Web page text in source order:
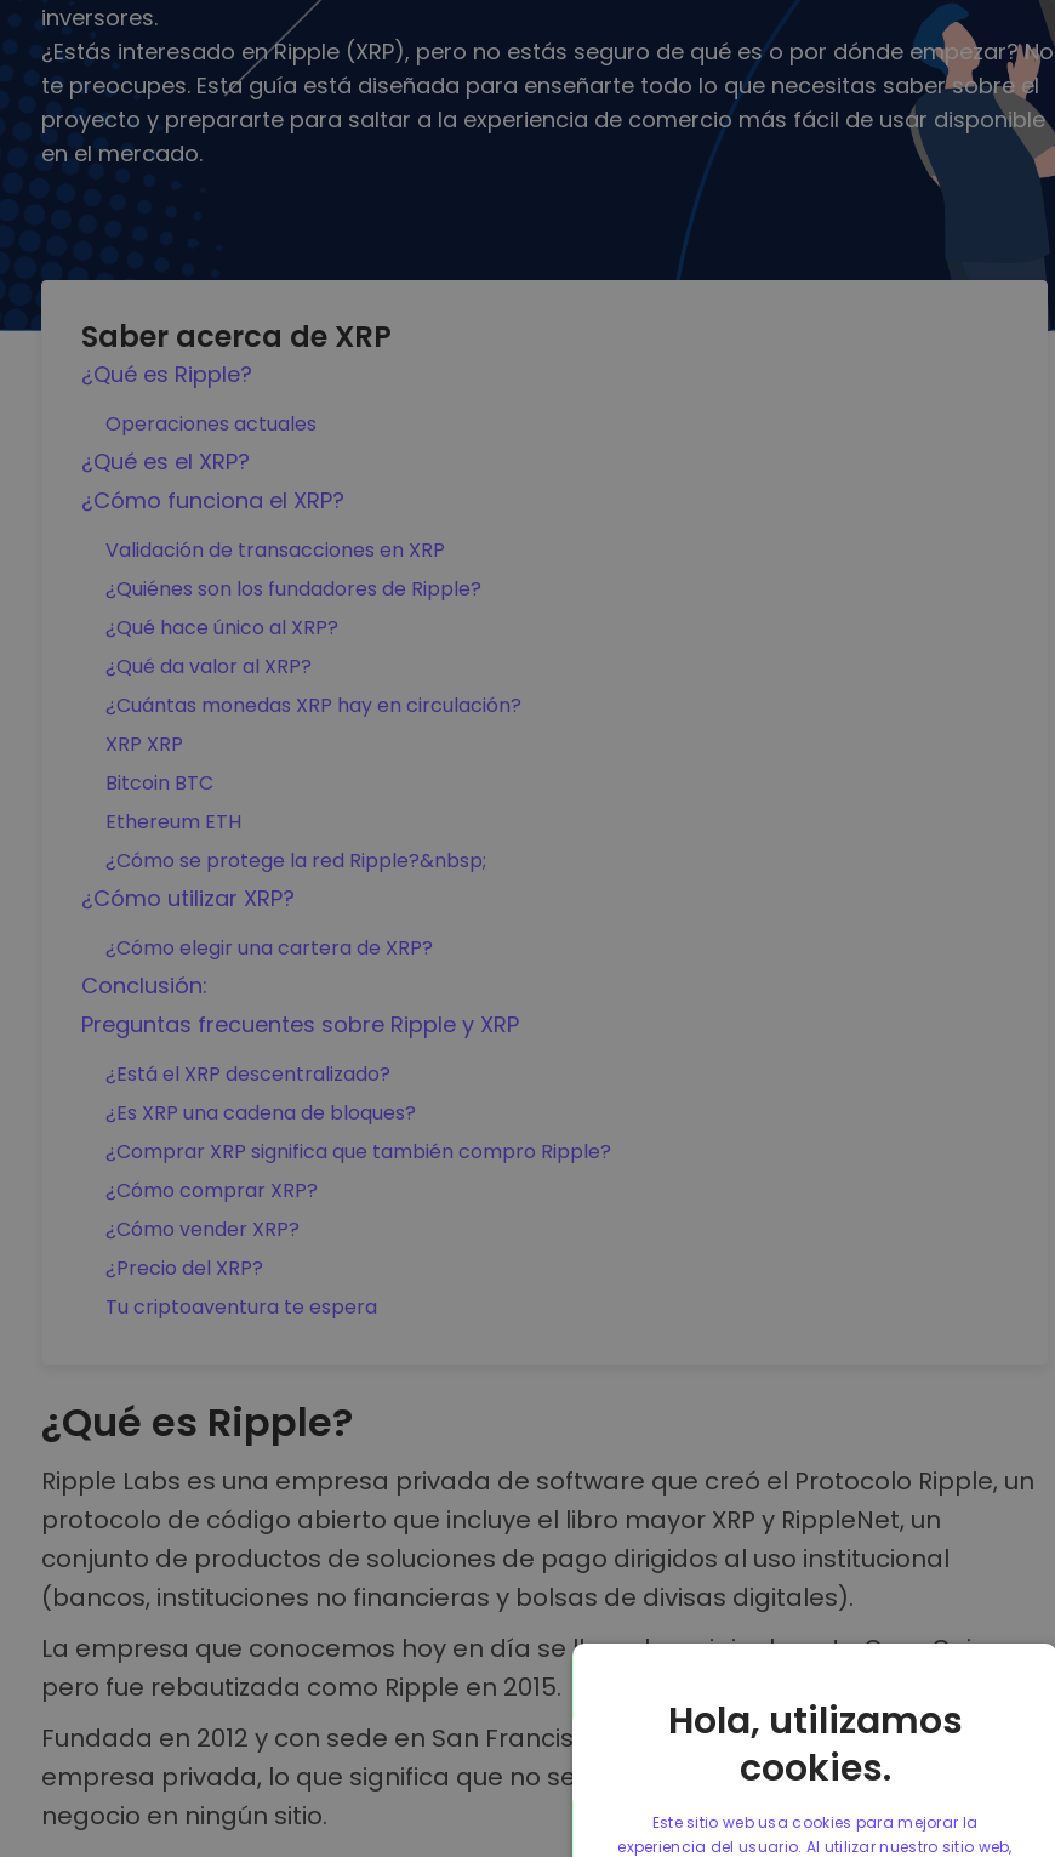
inversores.
¿Estás interesado en Ripple (XRP), pero no estás seguro de qué es o por dónde empezar? No
te preocupes. Esta guía está diseñada para enseñarte todo lo que necesitas saber sobre el
proyecto y prepararte para saltar a la experiencia de comercio más fácil de usar disponible
en el mercado.
Saber acerca de XRP
¿Qué es Ripple?
Operaciones actuales
¿Qué es el XRP?
¿Cómo funciona el XRP?
Validación de transacciones en XRP
¿Quiénes son los fundadores de Ripple?
¿Qué hace único al XRP?
¿Qué da valor al XRP?
¿Cuántas monedas XRP hay en circulación?
XRP XRP
Bitcoin BTC
Ethereum ETH
¿Cómo se protege la red Ripple?&nbsp;
¿Cómo utilizar XRP?
¿Cómo elegir una cartera de XRP?
Conclusión:
Preguntas frecuentes sobre Ripple y XRP
¿Está el XRP descentralizado?
¿Es XRP una cadena de bloques?
¿Comprar XRP significa que también compro Ripple?
¿Cómo comprar XRP?
¿Cómo vender XRP?
¿Precio del XRP?
Tu criptoaventura te espera
¿Qué es Ripple?
Ripple Labs es una empresa privada de software que creó el Protocolo Ripple, un
protocolo de código abierto que incluye el libro mayor XRP y RippleNet, un
conjunto de productos de soluciones de pago dirigidos al uso institucional
(bancos, instituciones no financieras y bolsas de divisas digitales).
La empresa que conocemos hoy en día se llamaba originalmente OpenCoin,
pero fue rebautizada como Ripple en 2015.
Fundada en 2012 y con sede en San Francisco, California, Ripple Labs es una
empresa privada, lo que significa que no se puede comprar una acción de su
negocio en ningún sitio.
Hola, utilizamos
cookies.
Este sitio web usa cookies para mejorar la
experiencia del usuario. Al utilizar nuestro sitio web,